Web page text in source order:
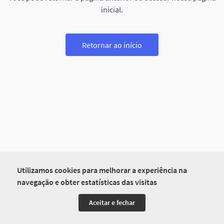
Utilizamos cookies para melhorar a experiência na
navegação e obter estatísticas das visitas
Aceitar e fechar
inicial.
Retornar ao início